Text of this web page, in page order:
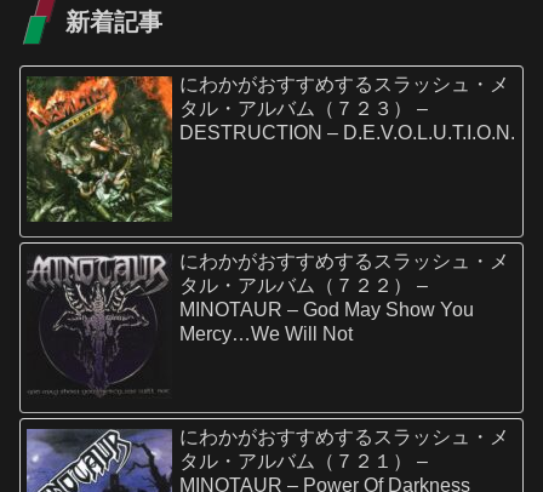
新着記事
にわかがおすすめするスラッシュ・メ
タル・アルバム（７２３） –
DESTRUCTION – D.E.V.O.L.U.T.I.O.N.
にわかがおすすめするスラッシュ・メ
タル・アルバム（７２２） –
MINOTAUR – God May Show You
Mercy…We Will Not
にわかがおすすめするスラッシュ・メ
タル・アルバム（７２１） –
MINOTAUR – Power Of Darkness